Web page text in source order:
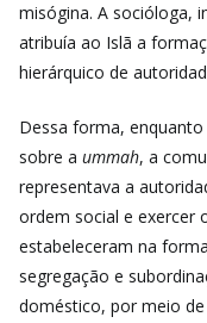
misógina. A socióloga,
atribuía ao Islã a
hierárquico de
Dessa forma,
sobre a ummah, a
representava a
ordem social e exercer
estabeleceram na
segregação e
doméstico, por meio